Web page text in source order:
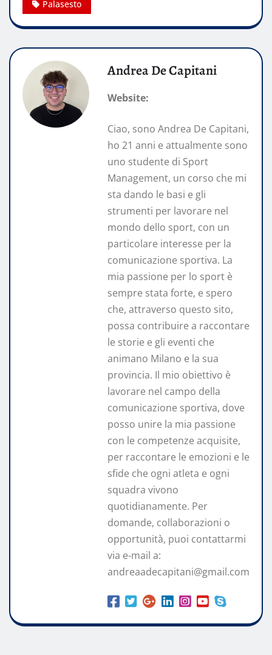
Palasesto
Andrea De Capitani
Website:
Ciao, sono Andrea De Capitani,
ho 21 anni e attualmente sono
uno studente di Sport
Management, un corso che mi
sta dando le basi e gli
strumenti per lavorare nel
mondo dello sport, con un
particolare interesse per la
comunicazione sportiva. La
mia passione per lo sport è
sempre stata forte, e spero
che, attraverso questo sito,
possa contribuire a raccontare
le storie e gli eventi che
animano Milano e la sua
provincia. Il mio obiettivo è
lavorare nel campo della
comunicazione sportiva, dove
posso unire la mia passione
con le competenze acquisite,
per raccontare le emozioni e le
sfide che ogni atleta e ogni
squadra vivono
quotidianamente. Per
domande, collaborazioni o
opportunità, puoi contattarmi
via e-mail a:
andreaadecapitani@gmail.com